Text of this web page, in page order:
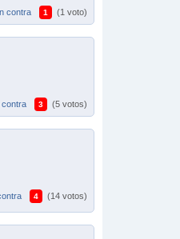
contra 1 (1 voto)
contra 3 (5 votos)
4 (14 votos)